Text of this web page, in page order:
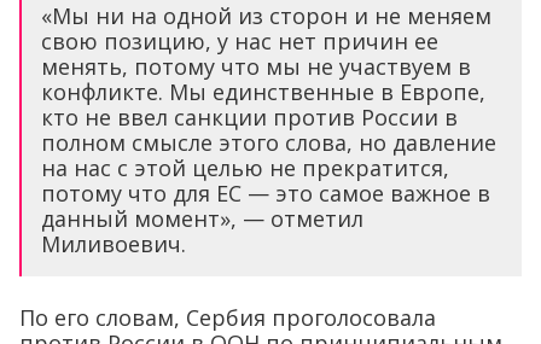
«Мы ни на одной из сторон и не меняем
свою позицию, у нас нет причин ее
менять, потому что мы не участвуем в
конфликте. Мы единственные в Европе,
кто не ввел санкции против России в
полном смысле этого слова, но давление
на нас с этой целью не прекратится,
потому что для ЕС — это самое важное в
данный момент», — отметил
Миливоевич.
По его словам, Сербия проголосовала